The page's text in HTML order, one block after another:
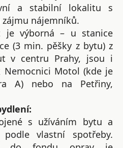
a stabilní lokalitu s
nájemníků.
je výborná – u stanice
(3 min. pěšky z bytu) z
v centru Prahy, jsou i
Nemocnici Motol (kde je
A) nebo na Petřiny,
s užíváním bytu a
vlastní spotřeby.